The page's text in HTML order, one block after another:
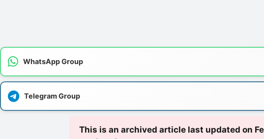
WhatsApp Group
Telegram Group
This is an archived article last updated on